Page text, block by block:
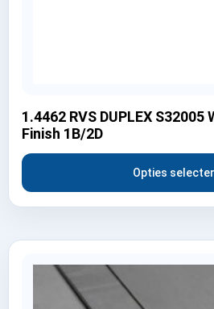
1.4462 RVS DUPLEX S32005
Finish 1B/2D
Opties